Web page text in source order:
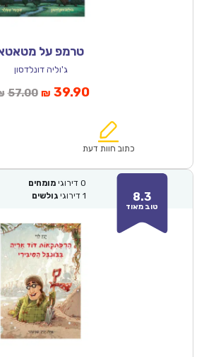
טרמפ על
ג'וליה דונלדסון
57.00המחיר
₪57.00.
₪ 39.90המחיר
הוא:
כתוב חוות דעת
8.3
טוב מאוד
0 דירוגי מומחים
1 דירוגי גולשים